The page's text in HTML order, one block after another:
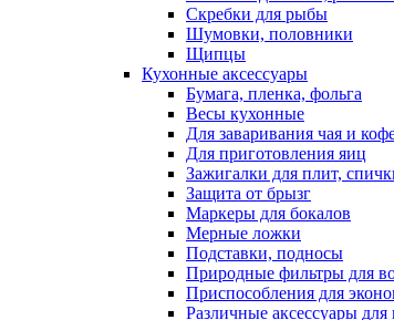
Скребки для рыбы
Шумовки, половники
Щипцы
Кухонные аксессуары
Бумага, пленка, фольга
Весы кухонные
Для заваривания чая и
Для приготовления яиц
Зажигалки для плит,
Защита от брызг
Маркеры для бокалов
Мерные ложки
Подставки, подносы
Природные фильтры для
Приспособления для
Различные аксессуары для